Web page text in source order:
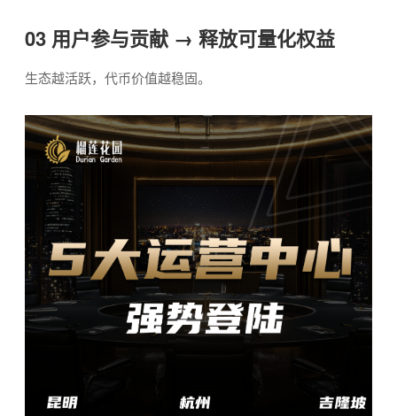
03 用户参与贡献 → 释放可量化权益
生态越活跃，代币价值越稳固。